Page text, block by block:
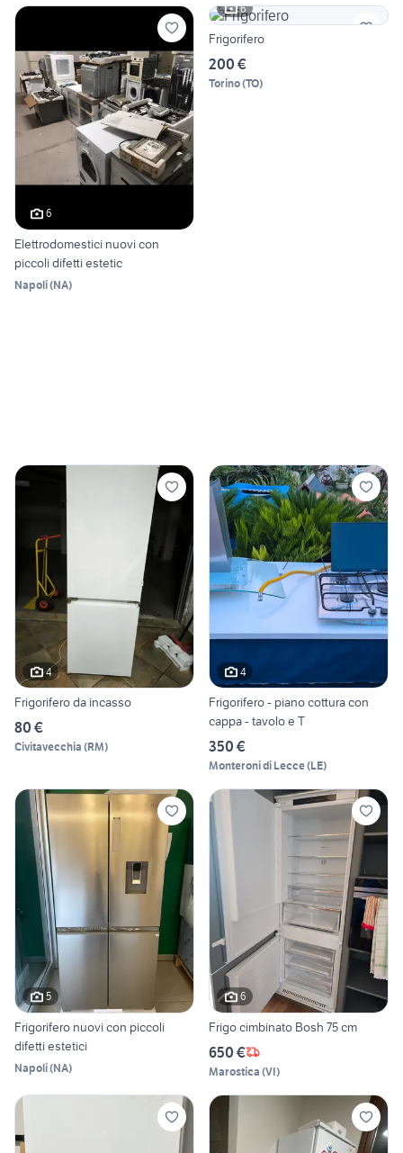
6
Elettrodomestici nuovi con
piccoli difetti estetic
Napoli(NA)
6
Frigorifero
200 €
Torino(TO)
4
Frigorifero da incasso
80 €
Civitavecchia (RM)
4
Frigorifero - piano cottura con
cappa - tavolo e T
350 €
Monteroni di Lecce(LE)
5
Frigorifero nuovi con piccoli
difetti estetici
Napoli(NA)
6
Frigo cimbinato Bosh 75 cm
650 €
Marostica (VI)